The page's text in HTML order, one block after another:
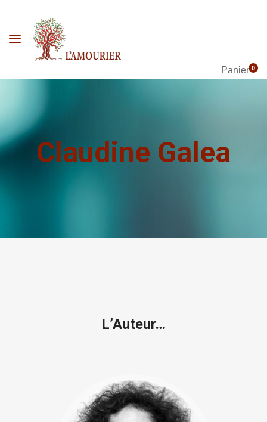
Panier0
Claudine Galea
L’Auteur…